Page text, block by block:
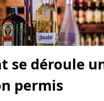
se déroule
permis